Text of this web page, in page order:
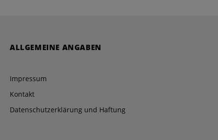
ALLGEMEINE ANGABEN
Impressum
Kontakt
Datenschutzerklärung und Haftung